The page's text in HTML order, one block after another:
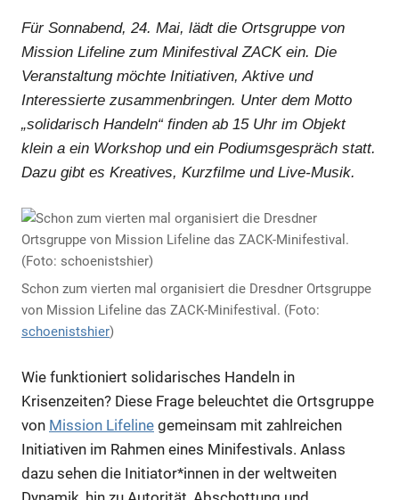
Für Sonnabend, 24. Mai, lädt die Ortsgruppe von
Mission Lifeline zum Minifestival ZACK ein. Die
Veranstaltung möchte Initiativen, Aktive und
Interessierte zusammenbringen. Unter dem Motto
„solidarisch Handeln“ finden ab 15 Uhr im Objekt
klein a ein Workshop und ein Podiumsgespräch statt.
Dazu gibt es Kreatives, Kurzfilme und Live-Musik.
Schon zum vierten mal organisiert die Dresdner Ortsgruppe
von Mission Lifeline das ZACK-Minifestival. (Foto:
schoenistshier)
Wie funktioniert solidarisches Handeln in
Krisenzeiten? Diese Frage beleuchtet die Ortsgruppe
von Mission Lifeline gemeinsam mit zahlreichen
Initiativen im Rahmen eines Minifestivals. Anlass
dazu sehen die Initiator*innen in der weltweiten